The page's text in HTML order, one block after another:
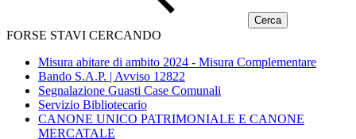
FORSE STAVI CERCANDO
Misura abitare di ambito 2024 - Misura Complementare
Bando S.A.P. | Avviso 12822
Segnalazione Guasti Case Comunali
Servizio Bibliotecario
CANONE UNICO PATRIMONIALE E CANONE
MERCATALE